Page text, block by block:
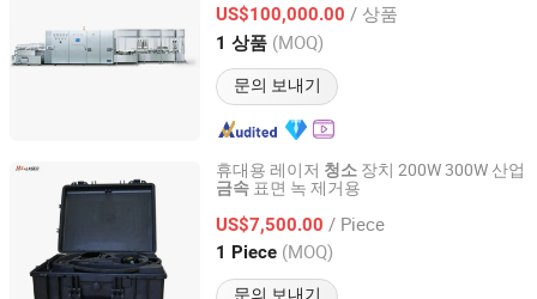
US$100,000.00 / 상품
1 상품 (MOQ)
문의 보내기
Jiangsu, China 이후 2025
휴대용 레이저 청소 장치 200W 300W 산업
금속 표면 녹 제거용
US$7,500.00 / Piece
1 Piece (MOQ)
문의 보내기
SHENZHEN HS TECHNOLOGY CO., LTD
Guangdong, China 이후 2025